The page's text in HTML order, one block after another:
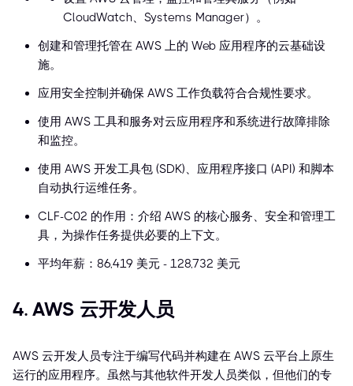
CloudWatch、Systems Manager）。
创建和管理托管在 AWS 上的 Web 应用程序的云基础设
施。
应用安全控制并确保 AWS 工作负载符合合规性要求。
使用 AWS 工具和服务对云应用程序和系统进行故障排除
和监控。
使用 AWS 开发工具包 (SDK)、应用程序接口 (API) 和脚本
自动执行运维任务。
CLF-C02 的作用：介绍 AWS 的核心服务、安全和管理工
具，为操作任务提供必要的上下文。
平均年薪：86,419 美元 - 128,732 美元
4. AWS 云开发人员
AWS 云开发人员专注于编写代码并构建在 AWS 云平台上原生
运行的应用程序。虽然与其他软件开发人员类似，但他们的专